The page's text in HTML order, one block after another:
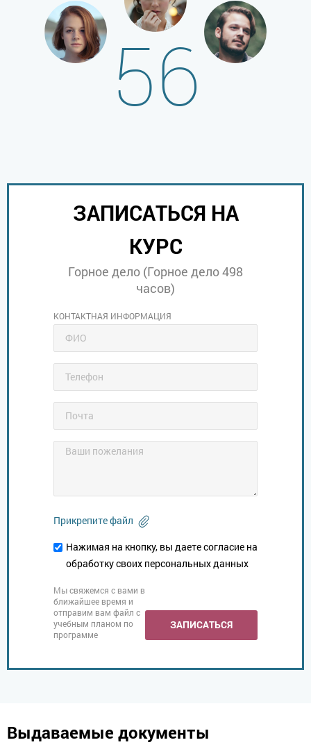
56
ЗАПИСАТЬСЯ НА
КУРС
Горное дело (Горное дело 498
часов)
КОНТАКТНАЯ ИНФОРМАЦИЯ
Прикрепите файл
Нажимая на кнопку, вы даете согласие на
обработку своих персональных данных
Мы свяжемся с вами в
ближайшее время и
отправим вам файл с
учебным планом по
программе
ЗАПИСАТЬСЯ
Выдаваемые документы